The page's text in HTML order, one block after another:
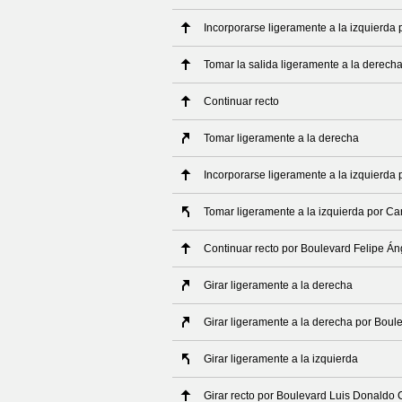
Incorporarse ligeramente a la izquierda
Tomar la salida ligeramente a la derecha
Continuar recto
Tomar ligeramente a la derecha
Incorporarse ligeramente a la
Tomar ligeramente a la izquierda por
Continuar recto por Boulevard Felipe
Girar ligeramente a la derecha
Girar ligeramente a la derecha por
Girar ligeramente a la izquierda
Girar recto por Boulevard Luis Donaldo